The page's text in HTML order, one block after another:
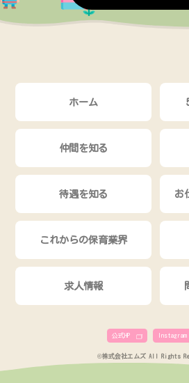
ホーム
仲間を知る
待遇を知る お
これからの保育業界
求人情報
公式HP Instagram
©株式会社エムズ All Rights